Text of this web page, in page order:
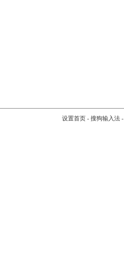
设置首页- 搜狗输入法-